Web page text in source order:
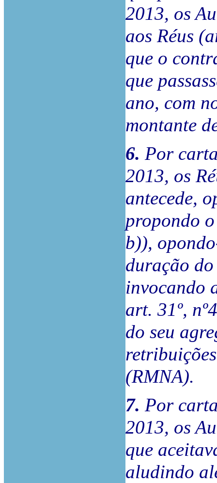
2013, os
aos Réus
que o
que
ano, com
montante
6. Por
2013, os
antecede,
propondo
b)),
duração
invocando
art. 31º,
do seu
(RMNA).
7. Por
2013, os
que
aludindo